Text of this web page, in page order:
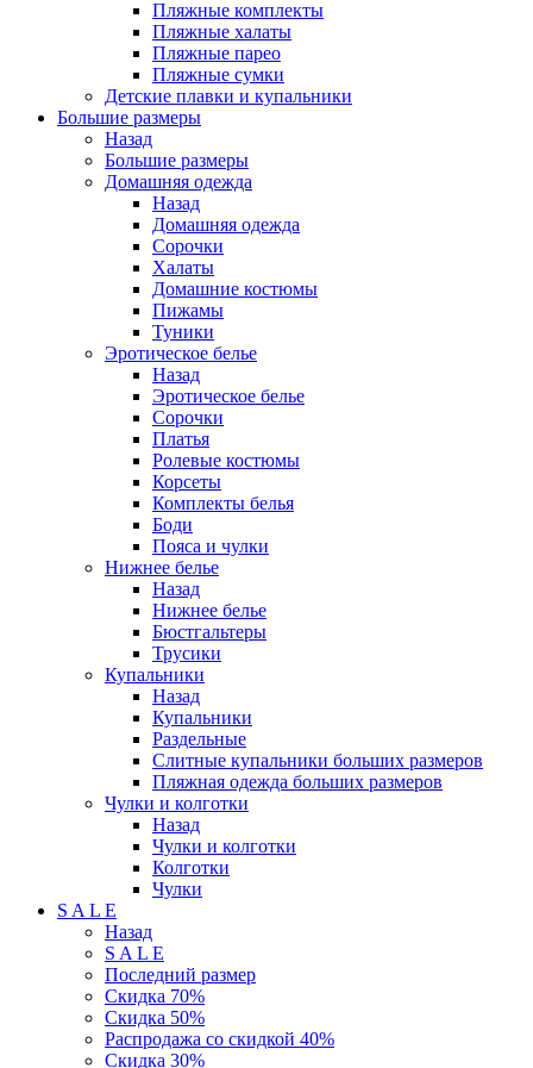
Пляжные комплекты
Пляжные халаты
Пляжные парео
Пляжные сумки
Детские плавки и купальники
Большие размеры
Назад
Большие размеры
Домашняя одежда
Назад
Домашняя одежда
Сорочки
Халаты
Домашние костюмы
Пижамы
Туники
Эротическое белье
Назад
Эротическое белье
Сорочки
Платья
Ролевые костюмы
Корсеты
Комплекты белья
Боди
Пояса и чулки
Нижнее белье
Назад
Нижнее белье
Бюстгальтеры
Трусики
Купальники
Назад
Купальники
Раздельные
Слитные купальники больших размеров
Пляжная одежда больших размеров
Чулки и колготки
Назад
Чулки и колготки
Колготки
Чулки
S A L E
Назад
S A L E
Последний размер
Скидка 70%
Скидка 50%
Распродажа со скидкой 40%
Скидка 30%